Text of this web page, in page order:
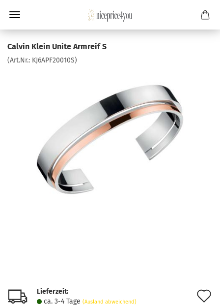
Calvin Klein Unite Armreif S
(Art.Nr.: KJ6APF20010S)
Lieferzeit:
ca. 3-4 Tage (Ausland abweichend)